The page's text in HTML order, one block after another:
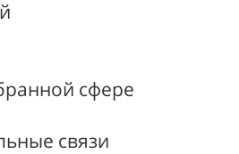
сфере
связи